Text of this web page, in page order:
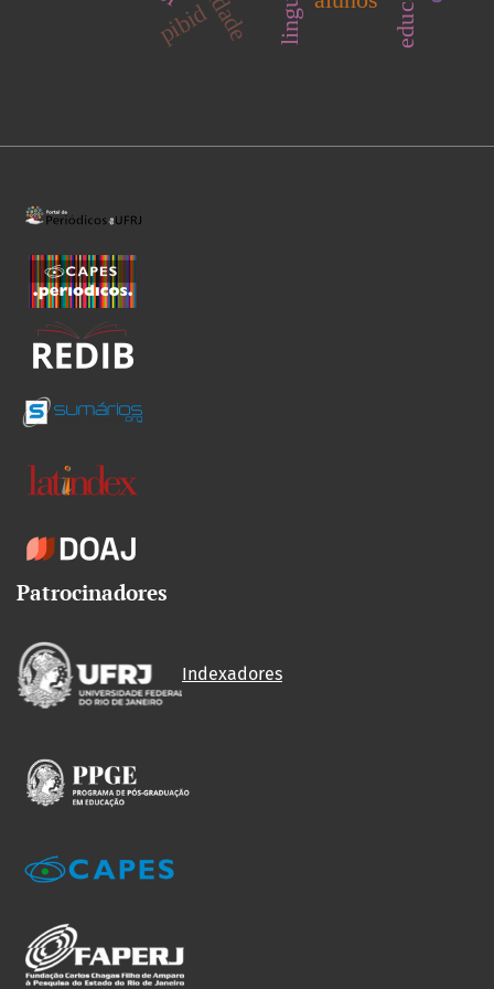
pibid
Patrocinadores
Indexadores